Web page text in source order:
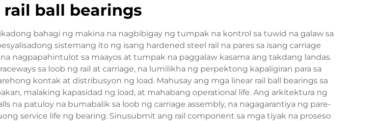
rail ball bearings
bahagi ng makina na nagbibigay ng tumpak na kontrol sa tuwid na galaw sa
sistemang ito ng isang hardened steel rail na pares sa isang carriage
nagpapahintulot sa maayos at tumpak na paggalaw kasama ang takdang landas.
sa loob ng rail at carriage, na lumilikha ng perpektong kapaligiran para sa
kontak at distribusyon ng load. Mahusay ang mga linear rail ball bearings sa
malaking kapasidad ng load, at mahabang operational life. Ang arkitektura ng
na patuloy na bumabalik sa loob ng carriage assembly, na nagagarantiya ng pare-
service life ng bearing. Sinusubmit ang rail component sa mga tiyak na proseso